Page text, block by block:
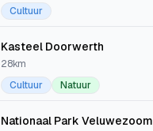
Cultuur
Kasteel Doorwerth
28km
Cultuur
Natuur
Nationaal Park Veluwezoom